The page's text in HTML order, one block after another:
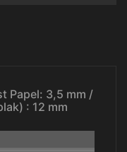
Papel: 3,5 mm /
: 12 mm